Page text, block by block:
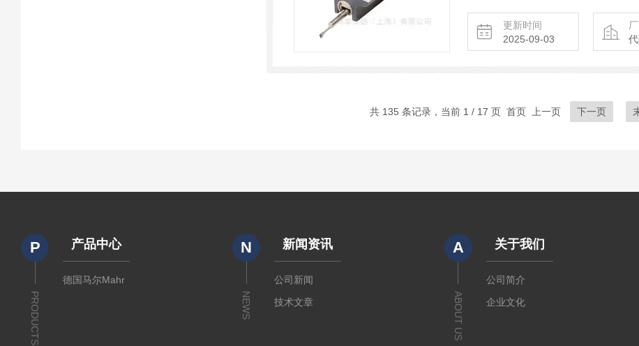
MarSurf®PS 10粗糙度测量单元易
更新时间
2025-09-03
共 135 条记录，当前 1 / 17 页 首页 上一页 下一页
P
PRODUCTS
产品中心
德国马尔Mahr
N
NEWS
新闻资讯
公司新闻
技术文章
A
ABOUT US
关于我们
公司简介
企业文化